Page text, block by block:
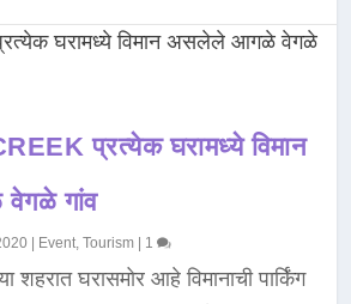
प्रत्येक घरामध्ये विमान
गांव
Event,Tourism 1
घरासमोर आहे विमानाची पार्किंग